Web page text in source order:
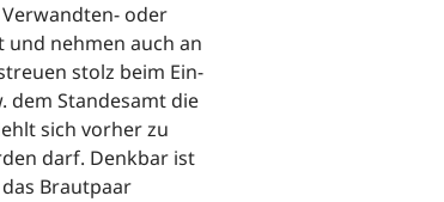
oder
und nehmen auch an
stolz beim Ein-
dem Standesamt die
sich vorher zu
darf. Denkbar ist
Brautpaar